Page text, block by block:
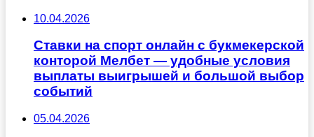
10.04.2026
Ставки на спорт онлайн с букмекерской
конторой Мелбет — удобные условия
выплаты выигрышей и большой выбор
событий
05.04.2026